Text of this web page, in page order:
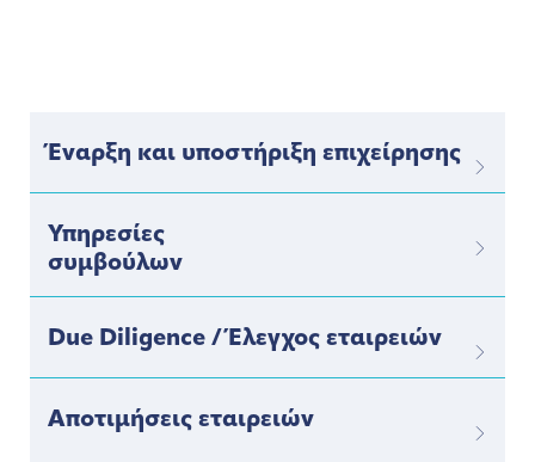
Έναρξη και υποστήριξη επιχείρησης
Υπηρεσίες
συμβούλων
Due Diligence / Έλεγχος εταιρειών
Αποτιμήσεις εταιρειών